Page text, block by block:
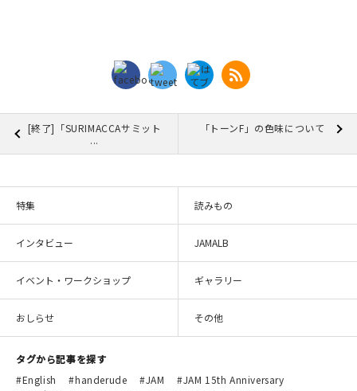
[終了]「SURIMACCAサミット
...
「トーンF」の色味について
特集 読みもの
インタビュー JAMALB
イベント・ワークショップ ギャラリー
おしらせ その他
タグから記事を探す
English
handerude JAM
JAM 15th Anniversary